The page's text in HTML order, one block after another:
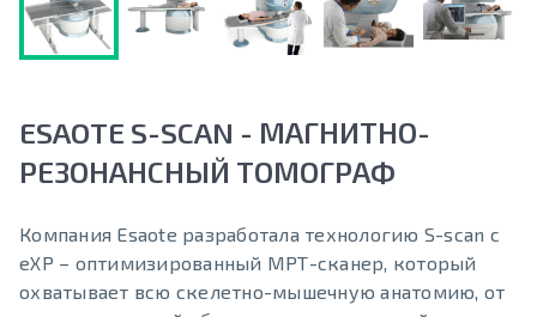
ESAOTE S-SCAN - МАГНИТНО-
РЕЗОНАНСНЫЙ ТОМОГРАФ
Компания Esaote разработала технологию S-scan с
eXP – оптимизированный МРТ-сканер, который
охватывает всю скелетно-мышечную анатомию, от